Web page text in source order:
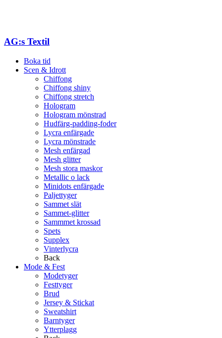
AG:s Textil
Boka tid
Scen & Idrott
Chiffong
Chiffong shiny
Chiffong stretch
Hologram
Hologram mönstrad
Hudfärg-padding-foder
Lycra enfärgade
Lycra mönstrade
Mesh enfärgad
Mesh glitter
Mesh stora maskor
Metallic o lack
Minidots enfärgade
Paljettyger
Sammet slät
Sammet-glitter
Sammmet krossad
Spets
Supplex
Vinterlycra
Back
Mode & Fest
Modetyger
Festtyger
Brud
Jersey & Stickat
Sweatshirt
Barntyger
Ytterplagg